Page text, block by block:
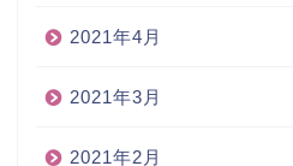
2021年4月
2021年3月
2021年2月